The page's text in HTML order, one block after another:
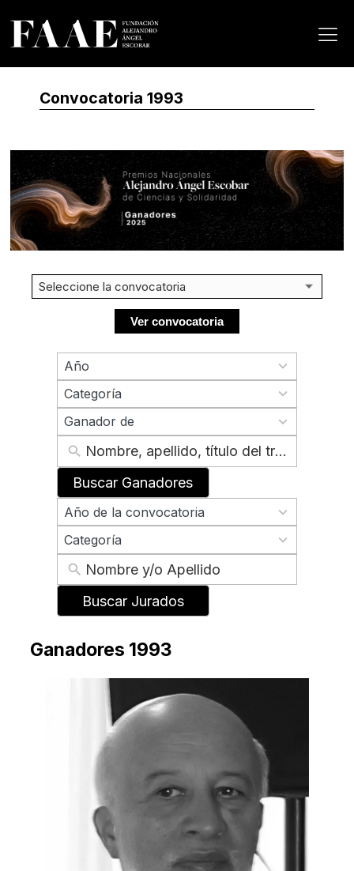
Convocatoria 1993
Año
70
results
available
Categoría
results
available
Ganador de
results
available
Buscar Ganadores
Año de la convocatoria
70
results
available
Categoría
results
available
Buscar Jurados
Ganadores 1993